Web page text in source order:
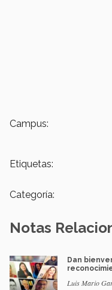
Campus:
Etiquetas:
Categoría:
Notas
Dan
Luis Mario